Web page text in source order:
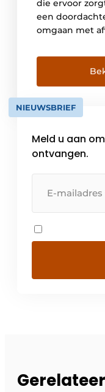
die ervoor
een
omgaan met
materialen en
uitvoering
beschermen
Vlaanderen te
NIEUWSBRIEF
Meld u aan
ontvangen.